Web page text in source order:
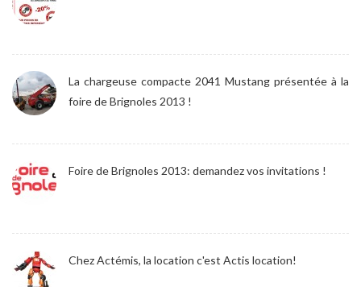
La chargeuse compacte 2041 Mustang présentée à la
foire de Brignoles 2013 !
Foire de Brignoles 2013: demandez vos invitations !
Chez Actémis, la location c'est Actis location!